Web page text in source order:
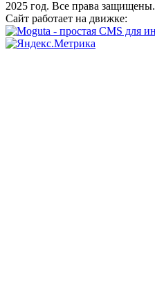
2025 год. Все права защищены.
Сайт работает на движке: